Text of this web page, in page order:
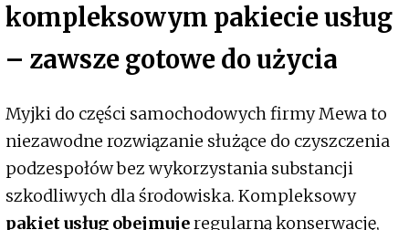
kompleksowym pakiecie usług
– zawsze gotowe do użycia
Myjki do części samochodowych firmy Mewa to
niezawodne rozwiązanie służące do czyszczenia
podzespołów bez wykorzystania substancji
szkodliwych dla środowiska. Kompleksowy
pakiet usług obejmujeregularną konserwację,